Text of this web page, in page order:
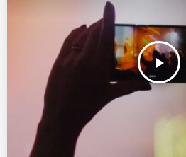
play_arrow